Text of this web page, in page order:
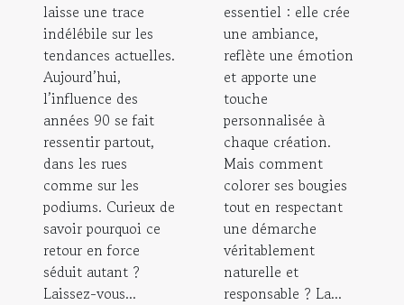
laisse une trace
indélébile sur les
tendances actuelles.
Aujourd’hui,
l’influence des
années 90 se fait
ressentir partout,
dans les rues
comme sur les
podiums. Curieux de
savoir pourquoi ce
retour en force
séduit autant ?
Laissez-vous...
essentiel : elle crée
une ambiance,
reflète une émotion
et apporte une
touche
personnalisée à
chaque création.
Mais comment
colorer ses bougies
tout en respectant
une démarche
véritablement
naturelle et
responsable ? La...